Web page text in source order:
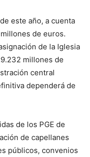
este año, a cuenta
de euros.
de la Iglesia
millones de
central
dependerá de
de los PGE de
de capellanes
públicos, convenios